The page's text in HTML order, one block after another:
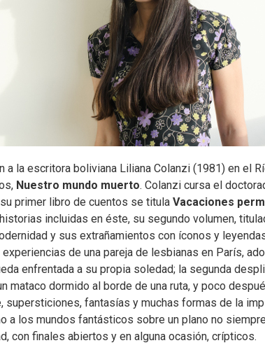
a la escritora boliviana Liliana Colanzi (1981) en el
Nuestro mundo muerto. Colanzi cursa el
primer libro de cuentos se titula Vacaciones
incluidas en éste, su segundo volumen,
y sus extrañamientos con íconos y
de una pareja de lesbianas en París,
enfrentada a su propia soledad; la segunda
mataco dormido al borde de una ruta, y poco
supersticiones, fantasías y muchas formas de la
a los mundos fantásticos sobre un plano no
con finales abiertos y en alguna ocasión, crípticos.